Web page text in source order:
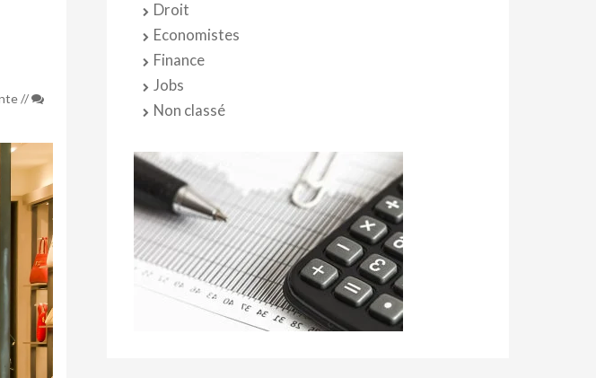
//
Droit
Economistes
Finance
Jobs
Non classé